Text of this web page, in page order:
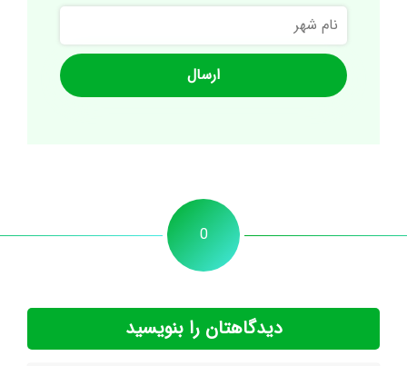
نام
شهر
0
دیدگاهتان را بنویسید